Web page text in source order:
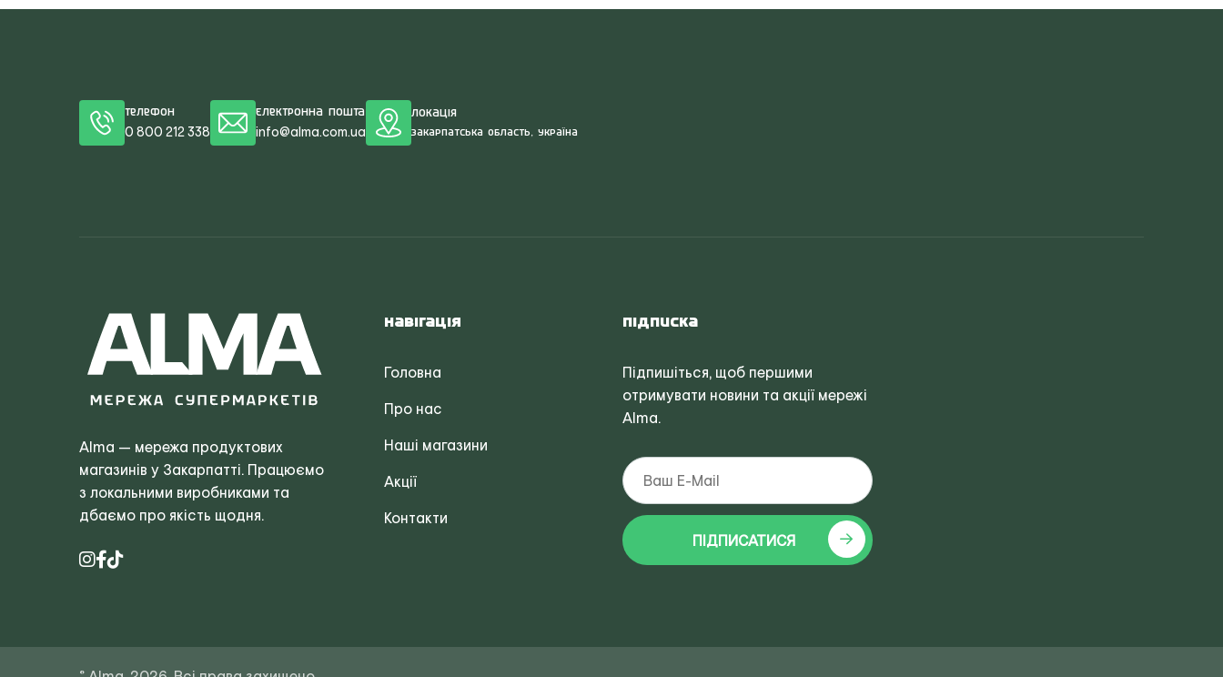
Телефон
0 800 212 338
Електронна пошта
info@alma.com.ua
Локація
Закарпатська область, Україна
Alma — мережа продуктових
магазинів у Закарпатті. Працюємо
з локальними виробниками та
дбаємо про якість щодня.
Навігація
Головна
Про нас
Наші магазини
Акції
Контакти
Підписка
Підпишіться, щоб першими
отримувати новини та акції мережі
Alma.
ПІДПИСАТИСЯ